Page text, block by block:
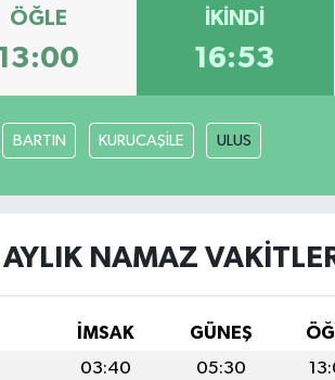
ÖĞLE İKINDI
16:53
BARTIN KURUCAŞİLE ULUS
AYLIK NAMAZ
İMSAK GÜNEŞ
03:40 05:30